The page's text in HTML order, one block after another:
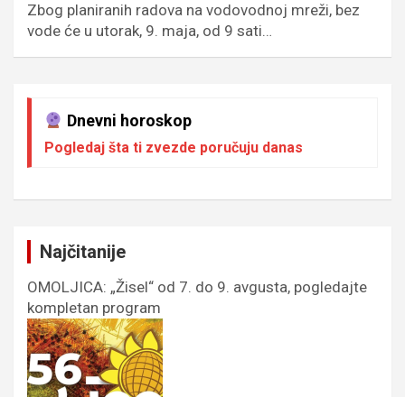
Zbog planiranih radova na vodovodnoj mreži, bez
vode će u utorak, 9. maja, od 9 sati…
Dnevni horoskop
Pogledaj šta ti zvezde poručuju danas
Najčitanije
OMOLJICA: „Žisel“ od 7. do 9. avgusta, pogledajte
kompletan program